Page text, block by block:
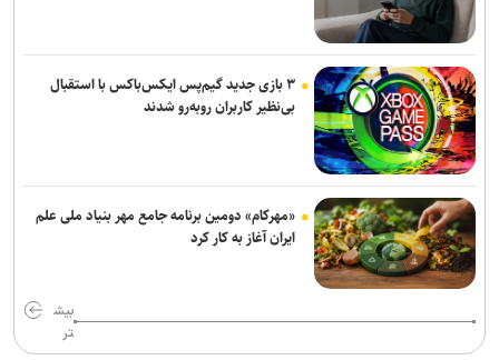
۳ بازی جدید گیم‌پس ایکس‌باکس با استقبال
بی‌نظیر کاربران روبه‌رو شدند
«مهرکام» دومین برنامه جامع مهر بنیاد ملی علم
ایران آغاز به کار کرد
بیش
تر